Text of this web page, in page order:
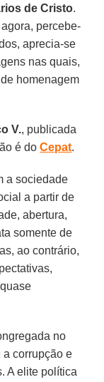
de Cristo.
percebe-
aprecia-se
nas quais,
homenagem
V., publicada
é doCepat.
a sociedade
a partir de
abertura,
somente de
ao contrário,
no
a corrupção e
A elite política